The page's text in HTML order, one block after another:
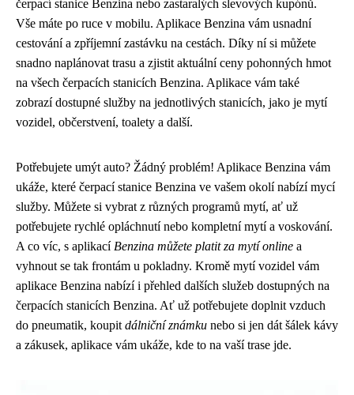
čerpací stanice Benzina nebo zastaralých slevových kupónů.
Vše máte po ruce v mobilu. Aplikace Benzina vám usnadní
cestování a zpříjemní zastávku na cestách. Díky ní si můžete
snadno naplánovat trasu a zjistit aktuální ceny pohonných hmot
na všech čerpacích stanicích Benzina. Aplikace vám také
zobrazí dostupné služby na jednotlivých stanicích, jako je mytí
vozidel, občerstvení, toalety a další.
Potřebujete umýt auto? Žádný problém! Aplikace Benzina vám
ukáže, které čerpací stanice Benzina ve vašem okolí nabízí mycí
služby. Můžete si vybrat z různých programů mytí, ať už
potřebujete rychlé opláchnutí nebo kompletní mytí a voskování.
A co víc, s aplikací Benzina můžete platit za mytí online a
vyhnout se tak frontám u pokladny. Kromě mytí vozidel vám
aplikace Benzina nabízí i přehled dalších služeb dostupných na
čerpacích stanicích Benzina. Ať už potřebujete doplnit vzduch
do pneumatik, koupit dálniční známku nebo si jen dát šálek kávy
a zákusek, aplikace vám ukáže, kde to na vaší trase jde.